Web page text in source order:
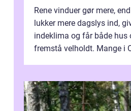
Rene vinduer gør mere,
lukker mere dagslys ind,
indeklima og får både hus
fremstå velholdt. Mange i